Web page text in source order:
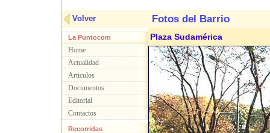
Volver Fotos del Barrio
La Puntocom
Home
Actualidad
Articulos
Documentos
Editorial
Contactos
Recorridas
Plaza Sudamérica